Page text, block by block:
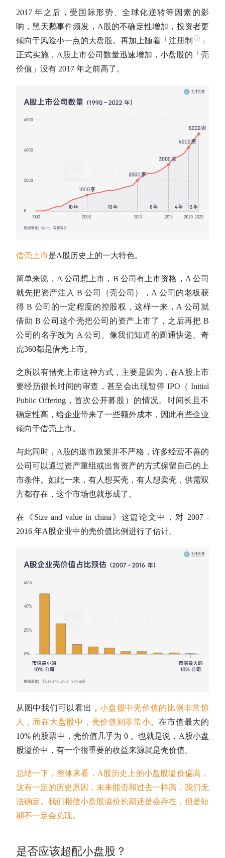
2017 年之后，受国际形势、全球化逆转等因素的影
响，黑天鹅事件频发， A股的不确定性增加，投资者更
倾向于风险小一点的大盘股。再加上随着「 注册制
」
正式实施， A股 上市公司数量迅速增加，小盘股的「壳
价值」没有 2017 年之前高了。
借壳上市是A股历史上的一大特色。
简单来说，A 公司想上市，B 公司有上市资格，A 公司
就先把资产注入 B 公司（壳公司），A 公司的老板获
得 B 公司的一定程度的控股权，这样一来，A 公司就
借助 B 公司这个壳把公司的资产上市了，之后再把 B
公司的名字改为 A 公司。像我们知道的圆通快递、奇
虎360都是借壳上市。
之所以有借壳上市这种方式，主要是因为，在A股 上市
要经历很长时间的审查，甚至会出现暂停 IPO（ Initial
Public Offering，首次公开募股）的情况。时间长且不
确定性高，给企业带来了一些额外成本，因此有些企业
倾向于借壳上市。
与此同时， A股的退市政策并不严格，许多经营不善的
公司可以通过资产重组或出售资产的方式保留自己的上
市条件。如此一来，有人想买壳，有人想卖壳，供需双
方都存在，这个市场也就形成了。
在《Size and value in china》这篇论文中，对 2007 -
2016 年A股企业中的壳价值比例进行了估计。
从图中我们可以看出，小盘股中壳价值的比例非常惊
人，而在大盘股中，壳价值则非常小。在市值最大的
10% 的股票中，壳价值几乎为 0 。也就是说， A股小盘
股溢价中，有一个很重要的收益来源就是壳价值。
总结一下，整体来看， A股历史上的小盘股溢价偏高，
这有一定的历史原因，未来能否和过去一样高，我们无
法确定。我们相信小盘股溢价长期还是会存在，但是短
期不一定会兑现。
是否应该超配小盘股？